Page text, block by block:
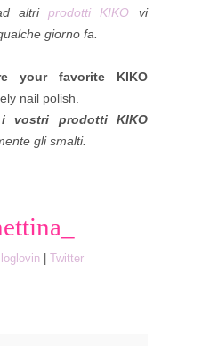
altriprodotti KIKO vi
giorno fa.
your favorite KIKO
nail polish.
vostri prodotti KIKO
gli smalti.
|Twitter